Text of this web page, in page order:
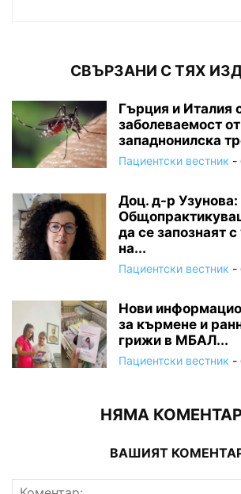
СВЪРЗАНИ С ТЯХ
Гърция и Италия
заболеваемост от
западнонилска
Пациентски вестник -
Доц. д-р Узунова:
да се запознаят
на...
Пациентски вестник -
Нови
за кърмене и
грижи в МБАЛ...
Пациентски вестник -
НЯМА
ВАШИЯТ